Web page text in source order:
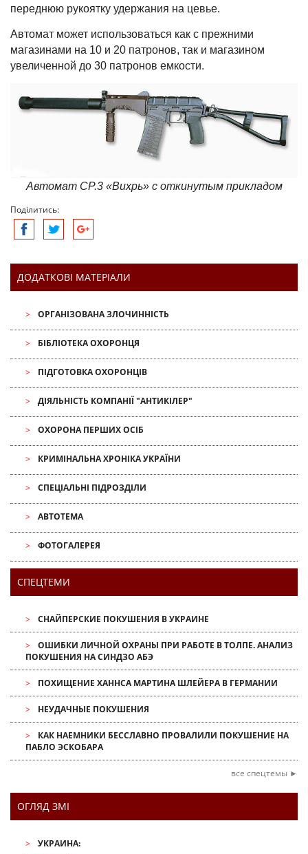
переднюю рукоятку удержания на цевье.
Автомат может использоваться как с прежними
магазинами на 10 и 20 патронов, так и магазином
увеличенной до 30 патронов емкости.
Автомат СР.3 «Вихрь» с откинутым прикладом
Поділитись:
ДОДАТКОВІ МАТЕРІАЛИ
ОРГАНІЗОВАНА ЗЛОЧИННІСТЬ
БІБЛІОТЕКА ОХОРОНЦЯ
ПІДГОТОВКА ОХОРОНЦІВ
ДІЯЛЬНІСТЬ КОМПАНІЇ "АНТИКІЛЕР"
ОХОРОНА ПЕРШИХ ОСІБ
КРИМІНАЛЬНА ХРОНІКА УКРАЇНИ
СПЕЦІАЛЬНІ ПІДРОЗДІЛИ
АВТОТЕМА
ФОТОГАЛЕРЕЯ
СПЕЦТЕМИ
СНАЙПЕРСКИЕ ПОКУШЕНИЯ В УКРАИНЕ
ОШИБКИ ЛИЧНОЙ ОХРАНЫ ПРИ РАБОТЕ В ТОЛПЕ. АНАЛИЗ
ПОКУШЕНИЯ НА СИНДЗО АБЭ
ПОХИЩЕНИЕ ХАННСА МАРТИНА ШЛЕЙЕРА В ГЕРМАНИИ
НЕУДАЧНЫЕ ПОКУШЕНИЯ
КАК НАЕМНИКИ БЕССЛАВНО ПРОВАЛИЛИ ПОКУШЕНИЕ НА
ПАБЛО ЭСКОБАРА
все спецтемы ►
ОГЛЯД ЗМІ
УКРАИНА: